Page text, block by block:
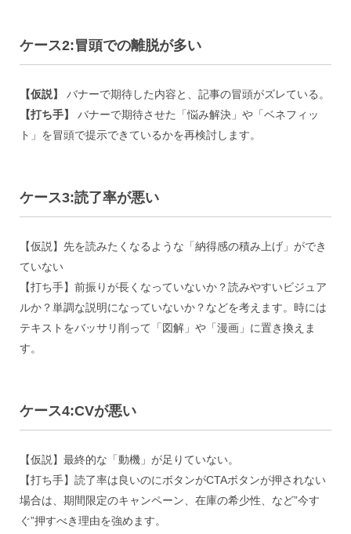
ケース2:冒頭での離脱が多い
【仮説】
バナーで期待した内容と、記事の冒頭がズレている。
【打ち手】
バナーで期待させた「悩み解決」や「ベネフィッ
ト」を冒頭で提示できているかを再検討します。
ケース3:読了率が悪い
【仮説】先を読みたくなるような「納得感の積み上げ」ができ
ていない
【打ち手】前振りが長くなっていないか？読みやすいビジュア
ルか？単調な説明になっていないか？などを考えます。時には
テキストをバッサリ削って「図解」や「漫画」に置き換えま
す。
ケース4:CVが悪い
【仮説】最終的な「動機」が足りていない。
【打ち手】読了率は良いのにボタンがCTAボタンが押されない
場合は、期間限定のキャンペーン、在庫の希少性、など”今す
ぐ”押すべき理由を強めます。